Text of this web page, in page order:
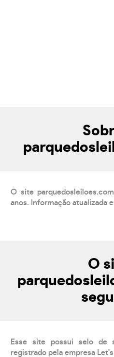
O site
anos. Informação atualizada
O
Esse site possui selo de
registrado pela empresa